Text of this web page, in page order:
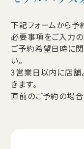
下記フォームから予
必要事項をご入力の
ご予約希望日時に
い。
3営業日以内に店舗
きます。
直前のご予約の場合